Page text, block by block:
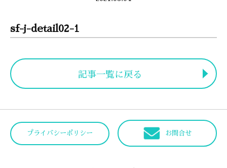
sf-j-detail02-1
記事一覧に戻る
プライバシーポリシー お問合せ